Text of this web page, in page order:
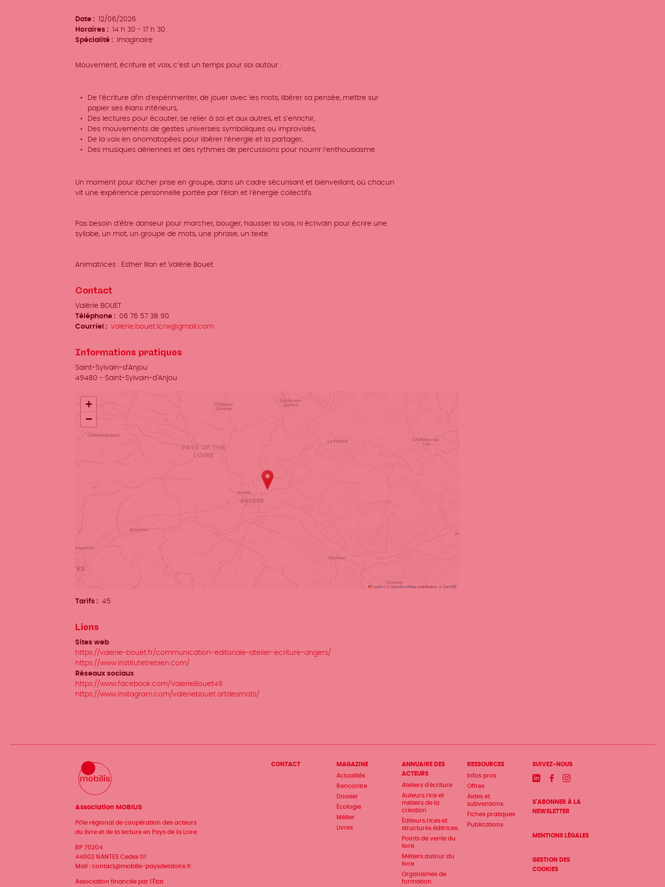
Date
12/06/2026
Horaires
14 h 30 - 17 h 30
Spécialité
Imaginaire
Mouvement, écriture et voix, c’est un temps pour soi autour :
De l’écriture afin d’expérimenter, de jouer avec les mots, libérer sa pensée, mettre sur
papier ses élans intérieurs,
Des lectures pour écouter, se relier à soi et aux autres, et s’enrichir,
Des mouvements de gestes universels symboliques ou improvisés,
De la voix en onomatopées pour libérer l’énergie et la partager,
Des musiques aériennes et des rythmes de percussions pour nourrir l’enthousiasme.
Un moment pour lâcher prise en groupe, dans un cadre sécurisant et bienveillant, où chacun
vit une expérience personnelle portée par l’élan et l’énergie collectifs.
Pas besoin d’être danseur pour marcher, bouger, hausser la voix, ni écrivain pour écrire une
syllabe, un mot, un groupe de mots, une phrase, un texte.
Animatrices : Esther Illan et Valérie Bouet
Contact
Organisateur
/
Prénom
Valérie BOUET
Téléphone
06 76 57 38 90
Courriel
valerie.bouet.lcrw@gmail.com
Informations pratiques
Lieu
Saint-Sylvain-d'Anjou
Ville
49480 - Saint-Sylvain-d'Anjou
+
−
Leaflet| ©OpenStreetMapcontributors, ©CartoDB
Tarifs 45
Liens
Sites web
https://valerie-bouet.fr/communication-editoriale-atelier-ecriture-angers/
https://www.institutetrebien.com/
Réseaux sociaux
https://www.facebook.com/ValerieBouet49
https://www.instagram.com/valeriebouet.artdesmots/
Association MOBILIS
Pôle régional de coopération des acteurs
du livre et de la lecture en Pays de la Loire
BP 70204
44002 NANTES Cedex 01
Mail : contact@mobilis-paysdelaloire.fr
Association financée par l'État
Menu
CONTACT
MAGAZINE
Actualités
Rencontre
Dossier
Écologie
Métier
Livres
ANNUAIRE DES
ACTEURS
Ateliers d'écriture
Auteurs.rice et
métiers de la
création
Éditeurs.rices et
structures éditrices
Points de vente du
livre
Métiers autour du
livre
Organismes de
formation
RESSOURCES
Infos pros
Offres
Aides et
subventions
Fiches pratiques
Publications
SUIVEZ-NOUS
LinkedinFacebookInstagram
S'ABONNER À LA
NEWSLETTER
MENTIONS LÉGALES
GESTION DES
COOKIES